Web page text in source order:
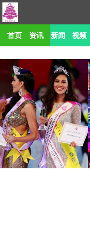
首页 资讯 新闻 视频